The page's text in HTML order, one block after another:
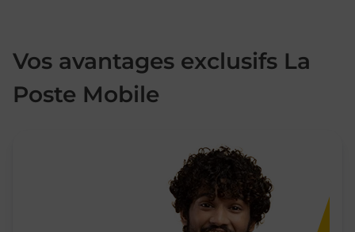
Vos avantages exclusifs La
Poste Mobile